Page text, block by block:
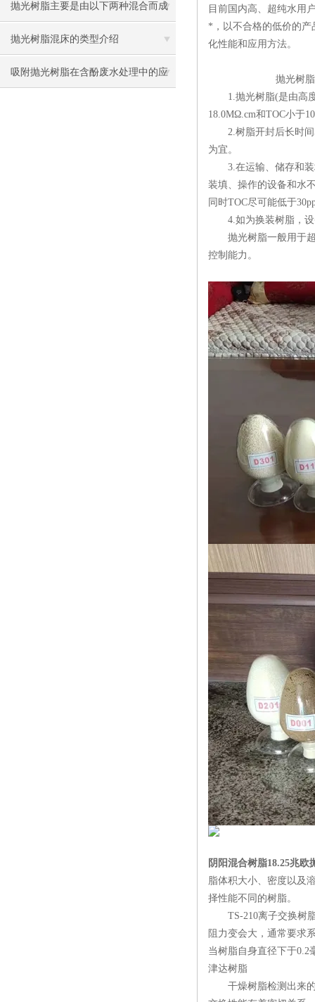
抛光树脂主要是由以下两种混合而成
的
抛光树脂混床的类型介绍
吸附抛光树脂在含酚废水处理中的应
目前国内高、超纯水用
*，以不合格的低价的
化性能和应用方法。
抛光树脂产品
1.抛光树脂(是由高度
18.0MΩ.cm和TOC小于
2.树脂开封后长时间
为宜。
3.在运输、储存和装
装填、操作的设备和水
同时TOC尽可能低于
4.如为换装树脂，设
抛光树脂一般用于超
控制能力。
阴阳混合树脂18.25兆欧
脂体积大小、密度以及
择性能不同的树脂。
TS-210离子交换树脂
阻力变会大，通常要求
当树脂自身直径下于0.2
津达树脂
干燥树脂检测出来的